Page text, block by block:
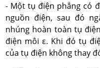
- Một tụ điện phẳng có
nguồn điện, sau đó
nhúng hoàn toàn tụ
điện môi ε. Khi đó tụ
của tụ điện không thay